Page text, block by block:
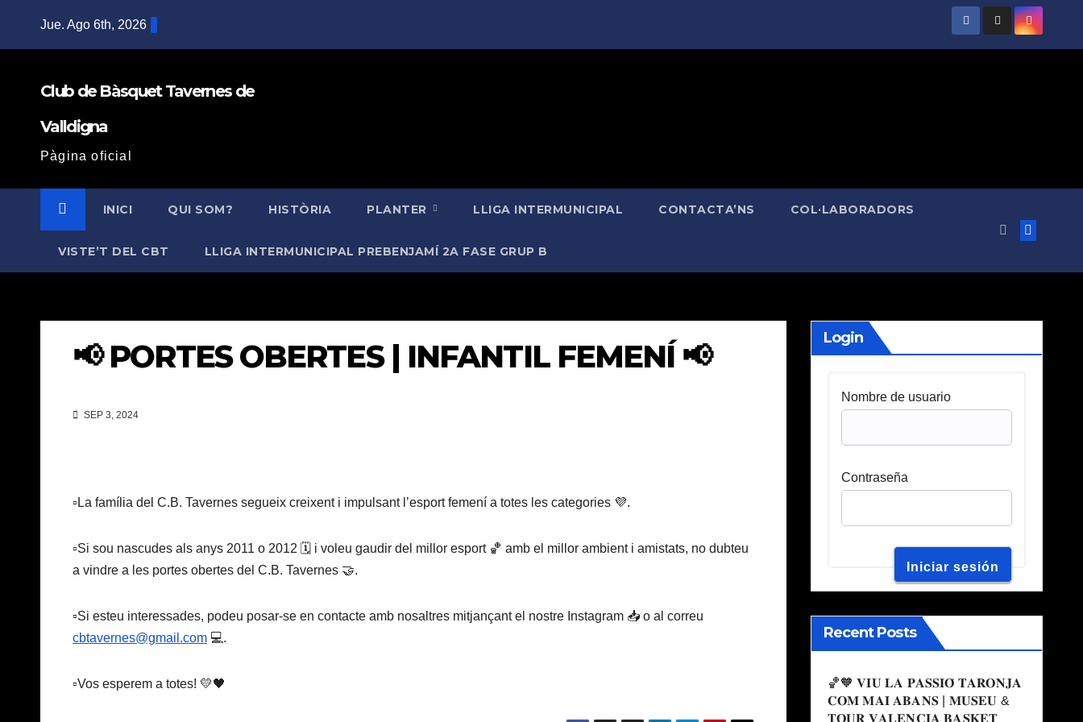
Jue. Ago 6th, 2026
Club de Bàsquet Tavernes de
Valldigna
Pàgina oficial
INICI QUI SOM? HISTÒRIA PLANTER LLIGA INTERMUNICIPAL CONTACTA’NS COL·LABORADORS
VISTE’T DEL CBT LLIGA INTERMUNICIPAL PREBENJAMÍ 2A FASE GRUP B
📢 PORTES OBERTES | INFANTIL FEMENÍ 📢
SEP 3, 2024
▫️La família del C.B. Tavernes segueix creixent i impulsant l’esport femení a totes les categories 💜.
▫️Si sou nascudes als anys 2011 o 2012 🗓️ i voleu gaudir del millor esport 🏀 amb el millor ambient i amistats, no dubteu
a vindre a les portes obertes del C.B. Tavernes 🤝.
▫️Si esteu interessades, podeu posar-se en contacte amb nosaltres mitjançant el nostre Instagram 📥 o al correu
cbtavernes@gmail.com 💻.
▫️Vos esperem a totes! 💛🖤
Login
Nombre de usuario
Contraseña
Recent Posts
🏀🧡 𝐕𝐈𝐔 𝐋𝐀 𝐏𝐀𝐒𝐒𝐈𝐎́ 𝐓𝐀𝐑𝐎𝐍𝐉𝐀
𝐂𝐎𝐌 𝐌𝐀𝐈 𝐀𝐁𝐀𝐍𝐒 | 𝐌𝐔𝐒𝐄𝐔 &
𝐓𝐎𝐔𝐑 𝐕𝐀𝐋𝐄𝐍𝐂𝐈𝐀 𝐁𝐀𝐒𝐊𝐄𝐓